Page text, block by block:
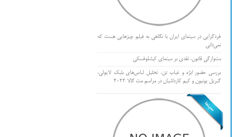
فردگرایی در سینمای ایران با نگاهی به فیلم چیزهایی هست که
نمی‌دانی
بت‌وارگی قانون، نقدی بر سینمای کیشلوفسکی
بررسی حضور ابژه و غیاب تن، تحلیل لباس‌های بلیک لایولی،
گبریل یونیون و کیم کارداشیان در مراسم مت گالا ۲۰۲۲